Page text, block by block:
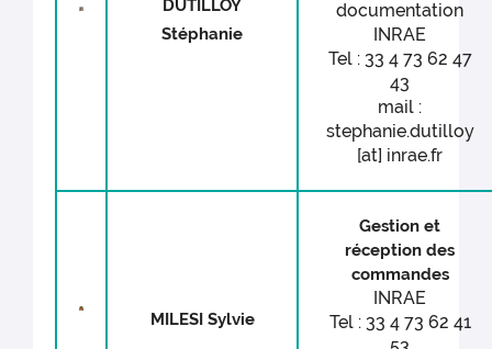
DUTILLOY
Stéphanie
documentation
INRAE
Tel : 33 4 73 62 47
43
mail :
stephanie.dutilloy
[at] inrae.fr
MILESI Sylvie
Gestion et
réception des
commandes
INRAE
Tel : 33 4 73 62 41